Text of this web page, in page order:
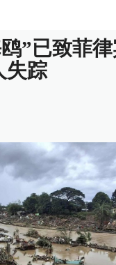
”已致菲
失踪